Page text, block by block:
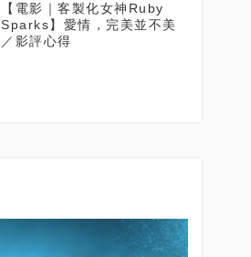
【電影｜客製化女神Ruby
Sparks】愛情，完美並不美
／影評心得